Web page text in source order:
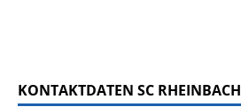
KONTAKTDATEN SC RHEINBACH